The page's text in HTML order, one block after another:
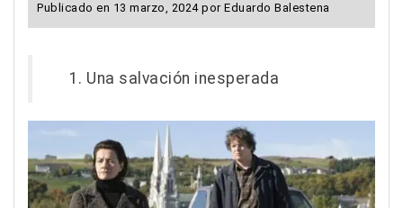
Publicado en 13 marzo, 2024por Eduardo Balestena
Una salvación inesperada